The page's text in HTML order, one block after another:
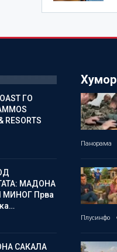
ГО
RESORTS
МАДОНА
МИНОГ Прва
САКАЛА
Хумор
Панорама
Плусинфо